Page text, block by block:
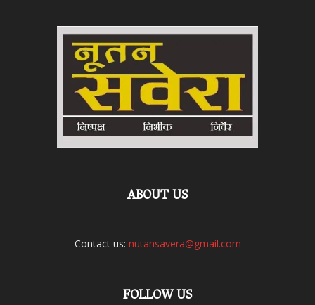
ABOUT US
Contact us: nutansavera@gmail.com
FOLLOW US